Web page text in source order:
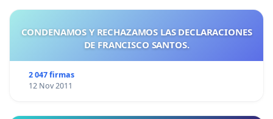
CONDENAMOS Y RECHAZAMOS LAS DECLARACIONES
DE FRANCISCO SANTOS.
2 047 firmas
12 Nov 2011